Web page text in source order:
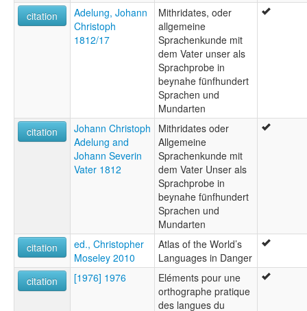
citation
Adelung, Johann
Christoph
1812/17
Mithridates, oder
allgemeine
Sprachenkunde mit
dem Vater unser als
Sprachprobe in
beynahe fünfhundert
Sprachen und
Mundarten
citation
Johann Christoph
Adelung and
Johann Severin
Vater 1812
Mithridates oder
Allgemeine
Sprachenkunde mit
dem Vater Unser als
Sprachprobe in
beynahe fünfhundert
Sprachen und
Mundarten
citation
ed., Christopher
Moseley 2010
Atlas of the World’s
Languages in Danger
citation
[1976] 1976
Eléments pour une
orthographe pratique
des langues du